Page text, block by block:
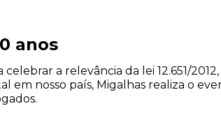
anos
a relevância da lei 12.651/
nosso país, Migalhas realiza o